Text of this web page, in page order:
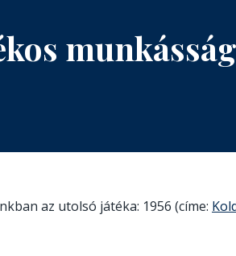
az utolsó játéka: 1956 (címe: